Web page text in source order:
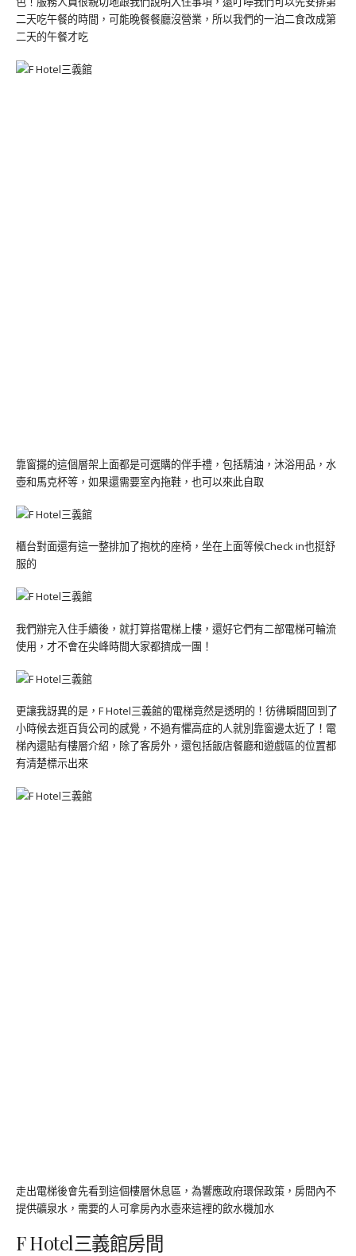
二天吃午餐的時間，可能晚餐餐廳沒營業，所以我們的一泊二食改成第
二天的午餐才吃
靠窗擺的這個層架上面都是可選購的伴手禮，包括精油，沐浴用品，水
壺和馬克杯等，如果還需要室內拖鞋，也可以來此自取
櫃台對面還有這一整排加了抱枕的座椅，坐在上面等候Check in也挺舒
服的
我們辦完入住手續後，就打算搭電梯上樓，還好它們有二部電梯可輪流
使用，才不會在尖峰時間大家都擠成一團！
更讓我訝異的是，F Hotel三義館的電梯竟然是透明的！彷彿瞬間回到了
小時候去逛百貨公司的感覺，不過有懼高症的人就別靠窗邊太近了！電
梯內還貼有樓層介紹，除了客房外，還包括飯店餐廳和遊戲區的位置都
有清楚標示出來
走出電梯後會先看到這個樓層休息區，為響應政府環保政策，房間內不
提供礦泉水，需要的人可拿房內水壺來這裡的飲水機加水
F Hotel三義館房間